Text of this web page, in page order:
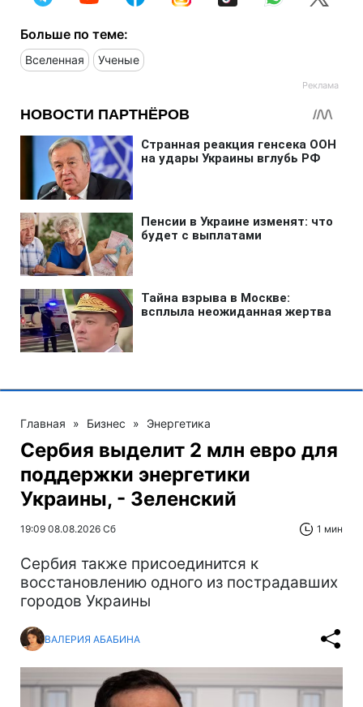
Больше по теме:
Вселенная Ученые
Главная » Бизнес » Энергетика
Сербия выделит 2 млн евро для
поддержки энергетики
Украины, - Зеленский
19:09 08.08.2026 Сб 1 мин
Сербия также присоединится к
восстановлению одного из пострадавших
городов Украины
ВАЛЕРИЯ АБАБИНА